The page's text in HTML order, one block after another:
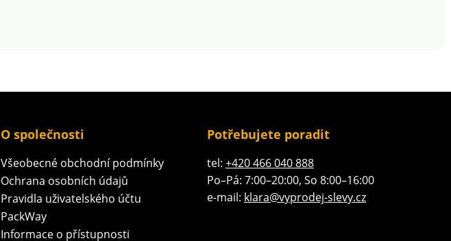
O společnosti
Všeobecné obchodní podmínky
Ochrana osobních údajů
Pravidla uživatelského účtu
PackWay
Informace o přístupnosti
Potřebujete poradit
tel: +420 466 040 888
Po–Pá: 7:00–20:00, So 8:00–16:00
e-mail: klara@vyprodej-slevy.cz